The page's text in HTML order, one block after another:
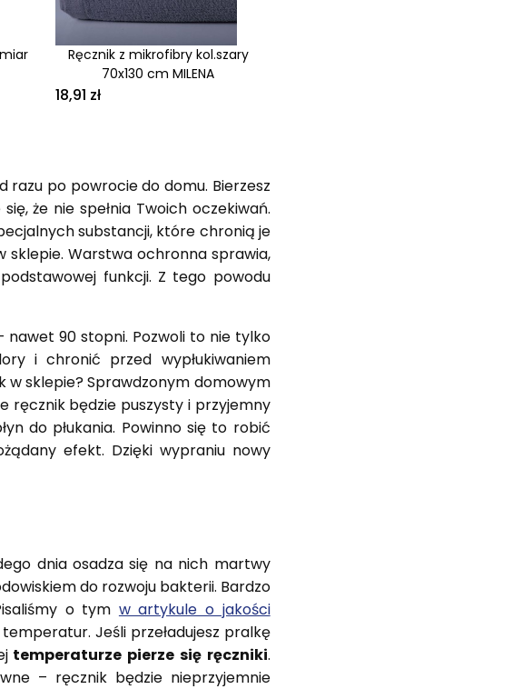
Ręcznik z mikrofibry kol.szary
70x130 cm MILENA
18,91 zł
razu po powrocie do domu. Bierzesz
że nie spełnia Twoich oczekiwań.
substancji, które chronią je
Warstwa ochronna sprawia,
funkcji. Z tego powodu
90 stopni. Pozwoli to nie tylko
i chronić przed wypłukiwaniem
w sklepie? Sprawdzonym domowym
ręcznik będzie puszysty i przyjemny
do płukania. Powinno się to robić
efekt. Dzięki wypraniu nowy
dnia osadza się na nich martwy
do rozwoju bakterii. Bardzo
o tym w artykule o jakości
Jeśli przeładujesz pralkę
temperaturze pierze się ręczniki.
– ręcznik będzie nieprzyjemnie